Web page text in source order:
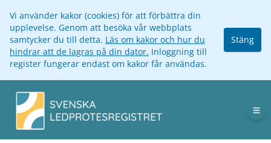
Vi använder kakor (cookies) för att förbättra din
upplevelse. Genom att besöka vår webbplats
samtycker du till detta. Läs om kakor och hur du
hindrar att de lagras på din dator. Inloggning till
register fungerar endast om kakor får användas.
Stäng